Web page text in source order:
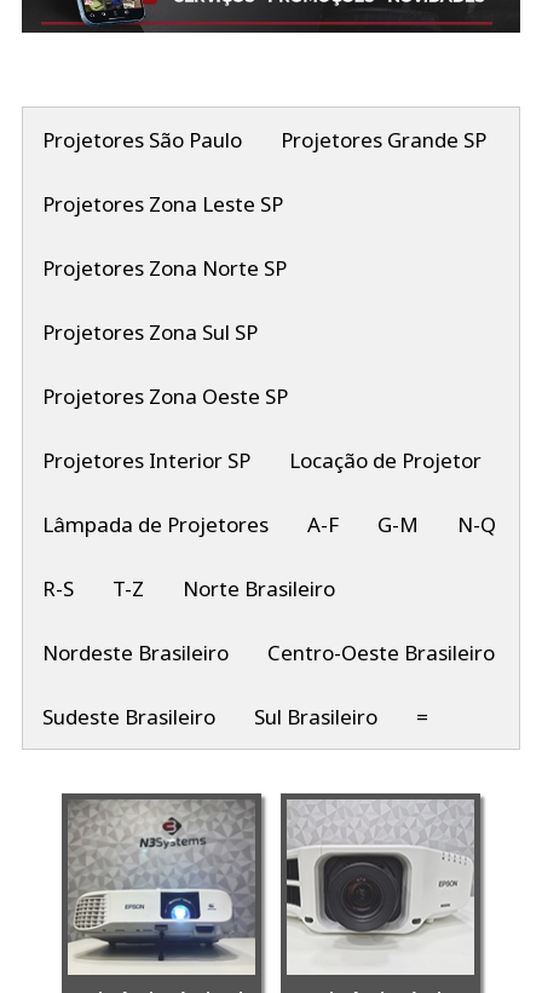
Projetores São Paulo Projetores Grande SP
Projetores Zona Leste SP
Projetores Zona Norte SP
Projetores Zona Sul SP
Projetores Zona Oeste SP
Projetores Interior SP Locação de Projetor
Lâmpada de Projetores A-F G-M N-Q
R-S T-Z Norte Brasileiro
Nordeste Brasileiro Centro-Oeste Brasileiro
Sudeste Brasileiro Sul Brasileiro =